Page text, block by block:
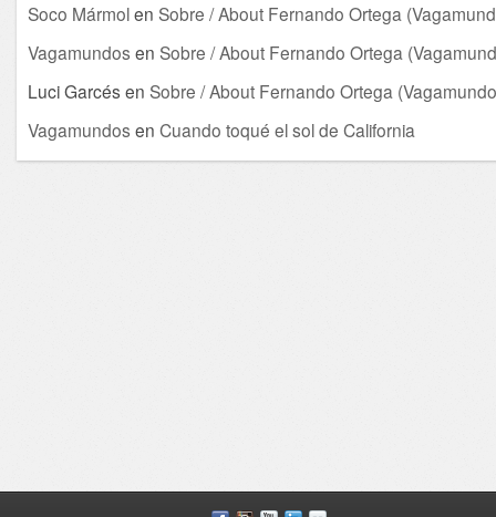
Soco Mármolen Sobre / About Fernando Ortega
Vagamundos en Sobre / About Fernando Ortega
Luci Garcés en Sobre / About Fernando Ortega
Vagamundos en Cuando toqué el sol de California